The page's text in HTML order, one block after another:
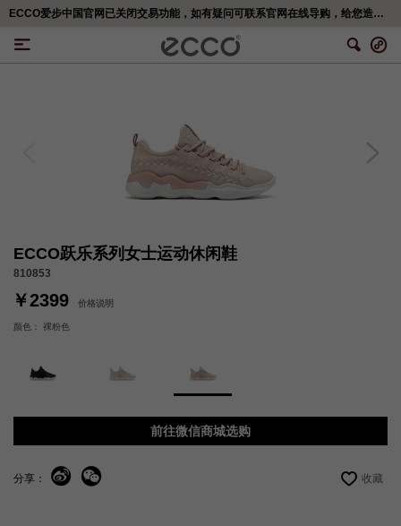
ECCO跃乐系列女士运动休闲鞋
810853
￥2399 价格说明
颜色： 裸粉色
前往微信商城选购
分享： 收藏
ECCO爱步中国官网已关闭交易功能，如有疑问可联系官网在线导购，给您造成不便，深表歉意！更多精彩优惠活动,可移步<ECCO爱步官网小程序>